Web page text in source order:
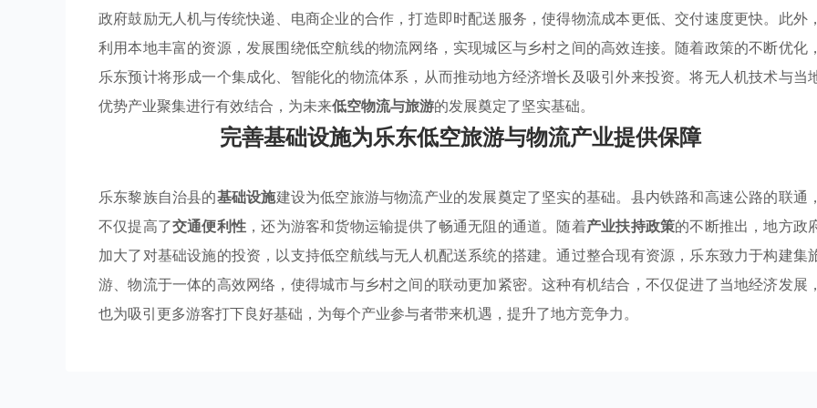
政府鼓励无人机与传统快递、电商企业的合作，打造即时配送服务，使得物流成本更低、交付速度更快。此外，
利用本地丰富的资源，发展围绕低空航线的物流网络，实现城区与乡村之间的高效连接。随着政策的不断优化，
乐东预计将形成一个集成化、智能化的物流体系，从而推动地方经济增长及吸引外来投资。将无人机技术与当
优势产业聚集进行有效结合，为未来低空物流与旅游的发展奠定了坚实基础。
完善基础设施为乐东低空旅游与物流产业提供保障
乐东黎族自治县的基础设施建设为低空旅游与物流产业的发展奠定了坚实的基础。县内铁路和高速公路的联通，
不仅提高了交通便利性 ，还为游客和货物运输提供了畅通无阻的通道。随着产业扶持政策的不断推出，地方政
加大了对基础设施的投资，以支持低空航线与无人机配送系统的搭建。通过整合现有资源，乐东致力于构建集
游、物流于一体的高效网络，使得城市与乡村之间的联动更加紧密。这种有机结合，不仅促进了当地经济发展，
也为吸引更多游客打下良好基础，为每个产业参与者带来机遇，提升了地方竞争力。